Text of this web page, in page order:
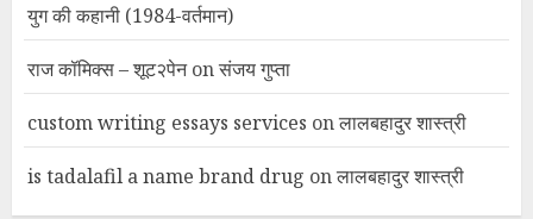
युग की कहानी (1984-वर्तमान)
राज कॉमिक्स – शूट२पेनonसंजय गुप्ता
custom writing essays services onलालबहादुर शास्त्री
is tadalafil a name brand drug onलालबहादुर शास्त्री